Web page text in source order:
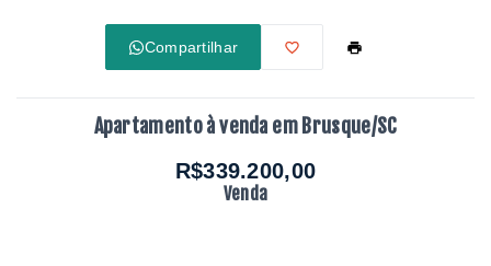
Compartilhar
Apartamento à venda em Brusque/SC
R$339.200,00
Venda